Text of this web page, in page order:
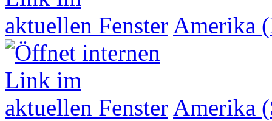
Amerika
Amerika